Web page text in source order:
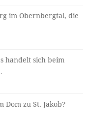
im Obernbergtal, die
handelt sich beim
Dom zu St. Jakob?